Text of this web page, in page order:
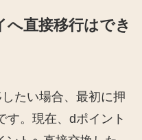
直接移行はでき
たい場合、最初に押
す。現在、dポイント